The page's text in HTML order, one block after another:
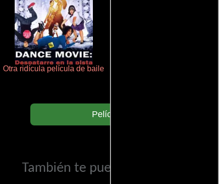
Otra ridícula película de baile
Películas
También te puede interesar...